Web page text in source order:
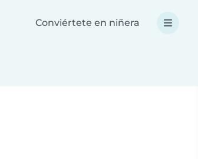
Conviértete en niñera